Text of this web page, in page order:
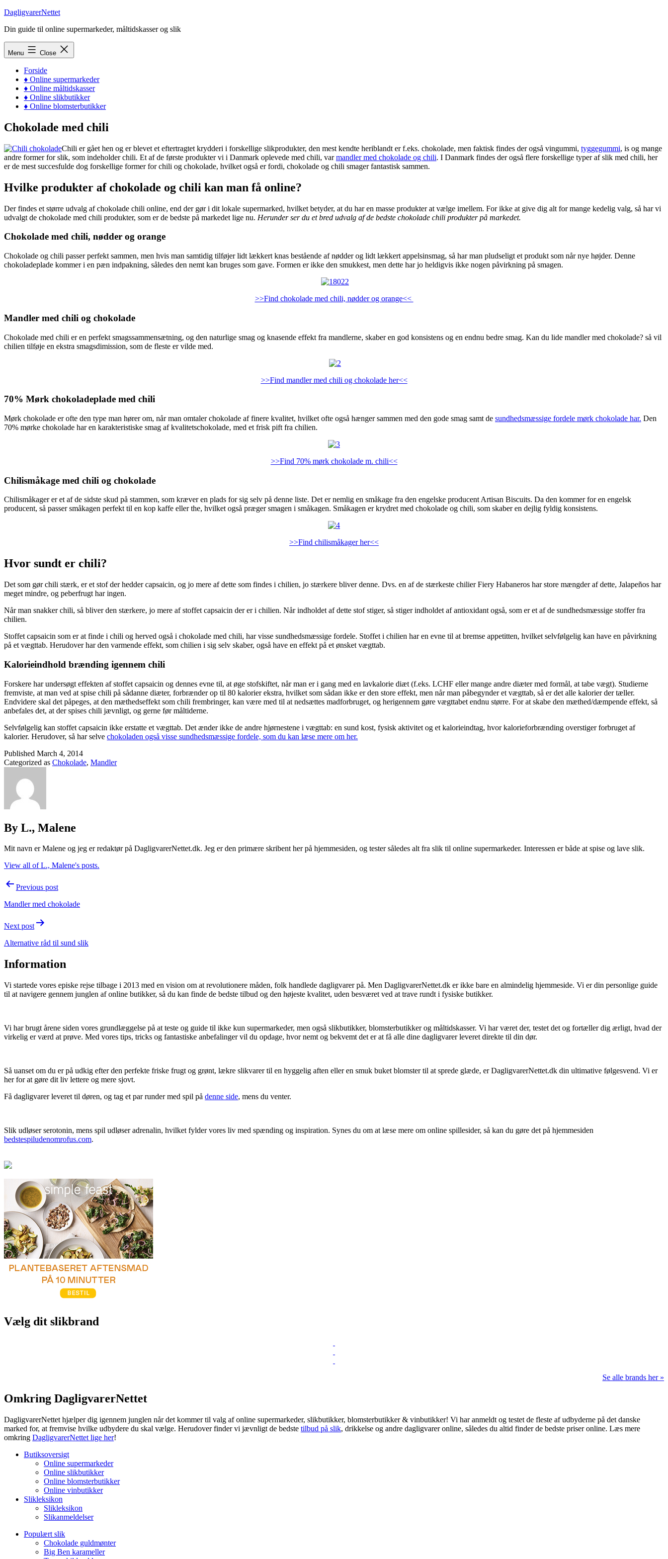
Skip
content
DagligvarerNettet
Din guide til online supermarkeder, måltidskasser og slik
Menu Close
Forside
♦ Online supermarkeder
♦ Online måltidskasser
♦ Online slikbutikker
♦ Online blomsterbutikker
Chokolade med chili
Chili er gået hen og er blevet et eftertragtet krydderi i forskellige slikprodukter, den mest kendte heriblandt er f.eks. chokolade, men faktisk findes der også vingummi, tyggegummi, is og mange
andre former for slik, som indeholder chili. Et af de første produkter vi i Danmark oplevede med chili, varmandler med chokolade og chili. I Danmark findes der også flere forskellige typer af slik med chili, her
er de mest succesfulde dog forskellige former for chili og chokolade, hvilket også er fordi, chokolade og chili smager fantastisk sammen.
Hvilke produkter af chokolade og chili kan man få online?
Der findes et større udvalg af chokolade chili online, end der gør i dit lokale supermarked, hvilket betyder, at du har en masse produkter at vælge imellem. For ikke at give dig alt for mange kedelig valg, så har vi
udvalgt de chokolade med chili produkter, som er de bedste på markedet lige nu. Herunder ser du et bred udvalg af de bedste chokolade chili produkter på markedet.
Chokolade med chili, nødder og orange
Chokolade og chili passer perfekt sammen, men hvis man samtidig tilføjer lidt lækkert knas bestående af nødder og lidt lækkert appelsinsmag, så har man pludseligt et produkt som når nye højder. Denne
chokoladeplade kommer i en pæn indpakning, således den nemt kan bruges som gave. Formen er ikke den smukkest, men dette har jo heldigvis ikke nogen påvirkning på smagen.
>>Find chokolade med chili, nødder og orange<<
Mandler med chili og chokolade
Chokolade med chili er en perfekt smagssammensætning, og den naturlige smag og knasende effekt fra mandlerne, skaber en god konsistens og en endnu bedre smag. Kan du lide mandler med chokolade? så vil
chilien tilføje en ekstra smagsdimission, som de fleste er vilde med.
>>Find mandler med chili og chokolade her<<
70% Mørk chokoladeplade med chili
Mørk chokolade er ofte den type man hører om, når man omtaler chokolade af finere kvalitet, hvilket ofte også hænger sammen med den gode smag samt de sundhedsmæssige fordele mørk chokolade har. Den
70% mørke chokolade har en karakteristiske smag af kvalitetschokolade, med et frisk pift fra chilien.
>>Find 70% mørk chokolade m. chili<<
Chilismåkage med chili og chokolade
Chilismåkager er et af de sidste skud på stammen, som kræver en plads for sig selv på denne liste. Det er nemlig en småkage fra den engelske producent Artisan Biscuits. Da den kommer for en engelsk
producent, så passer småkagen perfekt til en kop kaffe eller the, hvilket også præger smagen i småkagen. Småkagen er krydret med chokolade og chili, som skaber en dejlig fyldig konsistens.
>>Find chilismåkager her<<
Hvor sundt er chili?
Det som gør chili stærk, er et stof der hedder capsaicin, og jo mere af dette som findes i chilien, jo stærkere bliver denne. Dvs. en af de stærkeste chilier Fiery Habaneros har store mængder af dette, Jalapeños har
meget mindre, og peberfrugt har ingen.
Når man snakker chili, så bliver den stærkere, jo mere af stoffet capsaicin der er i chilien. Når indholdet af dette stof stiger, så stiger indholdet af antioxidant også, som er et af de sundhedsmæssige stoffer fra
chilien.
Stoffet capsaicin som er at finde i chili og herved også i chokolade med chili, har visse sundhedsmæssige fordele. Stoffet i chilien har en evne til at bremse appetitten, hvilket selvfølgelig kan have en påvirkning
på et vægttab. Herudover har den varmende effekt, som chilien i sig selv skaber, også have en effekt på et ønsket vægttab.
Kalorieindhold brænding igennem chili
Forskere har undersøgt effekten af stoffet capsaicin og dennes evne til, at øge stofskiftet, når man er i gang med en lavkalorie diæt (f.eks. LCHF eller mange andre diæter med formål, at tabe vægt). Studierne
fremviste, at man ved at spise chili på sådanne diæter, forbrænder op til 80 kalorier ekstra, hvilket som sådan ikke er den store effekt, men når man påbegynder et vægttab, så er det alle kalorier der tæller.
Endvidere skal det påpeges, at den mæthedseffekt som chili frembringer, kan være med til at nedsættes madforbruget, og herigennem gøre vægttabet endnu større. For at skabe den mæthed/dæmpende effekt, så
anbefales det, at der spises chili jævnligt, og gerne før måltiderne.
Selvfølgelig kan stoffet capsaicin ikke erstatte et vægttab. Det ænder ikke de andre hjørnestene i vægttab: en sund kost, fysisk aktivitet og et kalorieindtag, hvor kalorieforbrænding overstiger forbruget af
kalorier. Herudover, så har selve chokoladen også visse sundhedsmæssige fordele, som du kan læse mere om her.
Published March 4, 2014
Categorized as Chokolade, Mandler
By L., Malene
Mit navn er Malene og jeg er redaktør på DagligvarerNettet.dk. Jeg er den primære skribent her på hjemmesiden, og tester således alt fra slik til online supermarkeder. Interessen er både at spise og lave slik.
View all of L., Malene's posts.
PostPrevious post
Mandler med chokolade
Next post
Alternative råd til sund slik
Information
Vi startede vores episke rejse tilbage i 2013 med en vision om at revolutionere måden, folk handlede dagligvarer på. Men DagligvarerNettet.dk er ikke bare en almindelig hjemmeside. Vi er din personlige guide
til at navigere gennem junglen af online butikker, så du kan finde de bedste tilbud og den højeste kvalitet, uden besværet ved at trave rundt i fysiske butikker.
Vi har brugt årene siden vores grundlæggelse på at teste og guide til ikke kun supermarkeder, men også slikbutikker, blomsterbutikker og måltidskasser. Vi har været der, testet det og fortæller dig ærligt, hvad der
virkelig er værd at prøve. Med vores tips, tricks og fantastiske anbefalinger vil du opdage, hvor nemt og bekvemt det er at få alle dine dagligvarer leveret direkte til din dør.
Så uanset om du er på udkig efter den perfekte friske frugt og grønt, lækre slikvarer til en hyggelig aften eller en smuk buket blomster til at sprede glæde, er DagligvarerNettet.dk din ultimative følgesvend. Vi er
her for at gøre dit liv lettere og mere sjovt.
Få dagligvarer leveret til døren, og tag et par runder med spil på denne side, mens du venter.
Slik udløser serotonin, mens spil udløser adrenalin, hvilket fylder vores liv med spænding og inspiration. Synes du om at læse mere om online spillesider, så kan du gøre det på hjemmesiden
bedstespiludenomrofus.com.
Vælg dit slikbrand
Se alle brands her »
Omkring DagligvarerNettet
DagligvarerNettet hjælper dig igennem junglen når det kommer til valg af online supermarkeder, slikbutikker, blomsterbutikker & vinbutikker! Vi har anmeldt og testet de fleste af udbyderne på det danske
marked for, at fremvise hvilke udbydere du skal vælge. Herudover finder vi jævnligt de bedste tilbud på slik, drikkelse og andre dagligvarer online, således du altid finder de bedste priser online. Læs mere
omkring DagligvarerNettet lige her!
Butiksoversigt
Online supermarkeder
Online slikbutikker
Online blomsterbutikker
Online vinbutikker
Slikleksikon
Slikleksikon
Slikanmeldelser
Populært slik
Chokolade guldmønter
Big Ben karameller